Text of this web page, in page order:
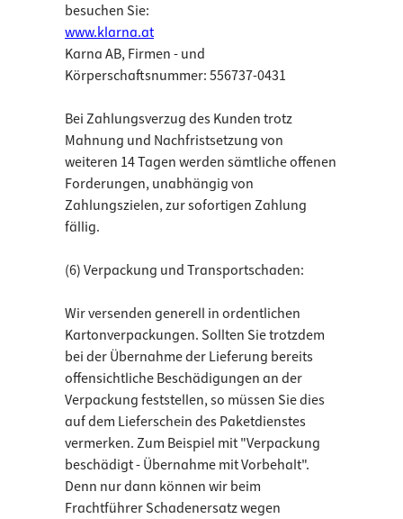
besuchen Sie:
www.klarna.at
Karna AB, Firmen - und
Körperschaftsnummer: 556737-0431
Bei Zahlungsverzug des Kunden trotz
Mahnung und Nachfristsetzung von
weiteren 14 Tagen werden sämtliche offenen
Forderungen, unabhängig von
Zahlungszielen, zur sofortigen Zahlung
fällig.
(6) Verpackung und Transportschaden:
Wir versenden generell in ordentlichen
Kartonverpackungen. Sollten Sie trotzdem
bei der Übernahme der Lieferung bereits
offensichtliche Beschädigungen an der
Verpackung feststellen, so müssen Sie dies
auf dem Lieferschein des Paketdienstes
vermerken. Zum Beispiel mit "Verpackung
beschädigt - Übernahme mit Vorbehalt".
Denn nur dann können wir beim
Frachtführer Schadenersatz wegen